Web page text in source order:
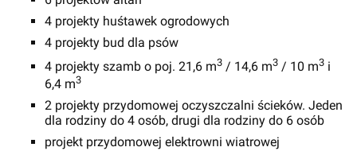
4 projekty huśtawek ogrodowych
4 projekty bud dla psów
4 projekty szamb o poj. 21,6 m3 / 14,6 m3 / 10 m3 i
6,4 m3
2 projekty przydomowej oczyszczalni ścieków. Jeden
dla rodziny do 4 osób, drugi dla rodziny do 6 osób
projekt przydomowej elektrowni wiatrowej